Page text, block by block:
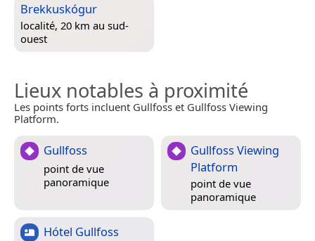
Brekkuskógur
localité, 20 km au sud-
ouest
Lieux notables à proximité
Les points forts incluent Gullfoss et Gullfoss Viewing
Platform.
Gullfoss
point de vue
panoramique
Gullfoss Viewing
Platform
point de vue
panoramique
Hótel Gullfoss